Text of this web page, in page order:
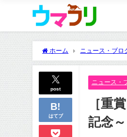
ホーム ニュース・ブロ
post
はてブ
ニュース・
［重
記念～